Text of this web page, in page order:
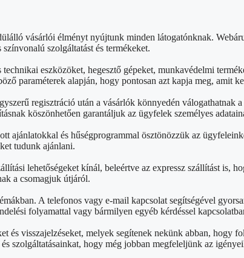
vásárlói élményt nyújtunk minden látogatónknak.
szolgáltatást és termékeket.
eszközöket, hegesztő gépeket, munkavédelmi
paraméterek alapján, hogy pontosan azt kapja meg, amit
regisztráció után a vásárlók könnyedén válogathatnak
köszönhetően garantáljuk az ügyfelek személyes
ajánlatokkal és hűségprogrammal ösztönözzük az
tudunk ajánlani.
lehetőségeket kínál, beleértve az expressz szállítást is,
a csomagjuk útjáról.
A telefonos vagy e-mail kapcsolat segítségével
folyamattal vagy bármilyen egyéb kérdéssel
visszajelzéseket, melyek segítenek nekünk abban, hogy
szolgáltatásainkat, hogy még jobban megfeleljünk az